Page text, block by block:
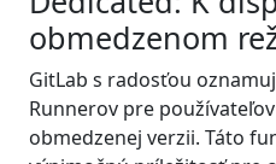
obmedzenom
GitLab s radosťou
Runnerov pre
obmedzenej verzii. Táto